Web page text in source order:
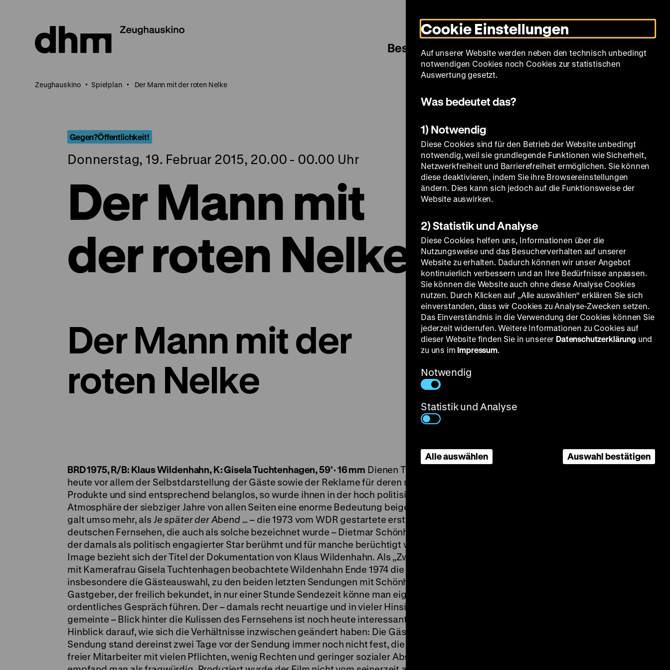
Seiteninhalt
springen
Modus
umschalten
Sprache
Besuch Spielplan Filmreihen Über uns
Zeughauskino Spielplan Der Mann mit der roten Nelke
Gegen?Öffentlichkeit!
Donnerstag, 19. Februar 2015, 20.00 - 00.00 Uhr
Der Mann mit
der roten Nelke
Der Mann mit der
roten Nelke
BRD 1975, R/B: Klaus Wildenhahn, K: Gisela Tuchtenhagen, 59’·16 mm Dienen TV-Talkshows
heute vor allem der Selbstdarstellung der Gäste sowie der Reklame für deren neueste
Produkte und sind entsprechend belanglos, so wurde ihnen in der hoch politisierten
Atmosphäre der siebziger Jahre von allen Seiten eine enorme Bedeutung beigemessen. Dies
galt umso mehr, als Je später der Abend … – die 1973 vom WDR gestartete erste Talkshow im
deutschen Fernsehen, die auch als solche bezeichnet wurde – Dietmar Schönherr moderierte,
der damals als politisch engagierter Star berühmt und für manche berüchtigt war. Auf dieses
Image bezieht sich der Titel der Dokumentation von Klaus Wildenhahn. Als „Zwei-Mann-Team“
mit Kamerafrau Gisela Tuchtenhagen beobachtete Wildenhahn Ende 1974 die Vorbereitungen,
insbesondere die Gästeauswahl, zu den beiden letzten Sendungen mit Schönherr als
Gastgeber, der freilich bekundet, in nur einer Stunde Sendezeit könne man eigentlich gar kein
ordentliches Gespräch führen. Der – damals recht neuartige und in vieler Hinsicht aufklärerisch
gemeinte – Blick hinter die Kulissen des Fernsehens ist noch heute interessant, nicht zuletzt im
Hinblick darauf, wie sich die Verhältnisse inzwischen geändert haben: Die Gästeliste der
Sendung stand dereinst zwei Tage vor der Sendung immer noch nicht fest, die Beschäftigung
freier Mitarbeiter mit vielen Pflichten, wenig Rechten und geringer sozialer Absicherung
Cookie Einstellungen
Auf unserer Website werden neben den technisch unbedingt
notwendigen Cookies noch Cookies zur statistischen
Auswertung gesetzt.
Was bedeutet das?
1) Notwendig
Diese Cookies sind für den Betrieb der Website unbedingt
notwendig, weil sie grundlegende Funktionen wie Sicherheit,
Netzwerkfreiheit und Barrierefreiheit ermöglichen. Sie können
diese deaktivieren, indem Sie ihre Browsereinstellungen
ändern. Dies kann sich jedoch auf die Funktionsweise der
Website auswirken.
2) Statistik und Analyse
Diese Cookies helfen uns, Informationen über die
Nutzungsweise und das Besucherverhalten auf unserer
Website zu erhalten. Dadurch können wir unser Angebot
kontinuierlich verbessern und an Ihre Bedürfnisse anpassen.
Sie können die Website auch ohne diese Analyse Cookies
nutzen. Durch Klicken auf „Alle auswählen“ erklären Sie sich
einverstanden, dass wir Cookies zu Analyse-Zwecken setzen.
Das Einverständnis in die Verwendung der Cookies können Sie
jederzeit widerrufen. Weitere Informationen zu Cookies auf
dieser Website finden Sie in unserer Datenschutzerklärung und
zu uns im Impressum.
Notwendig
Statistik und Analyse
Alle auswählen Auswahl bestätigen